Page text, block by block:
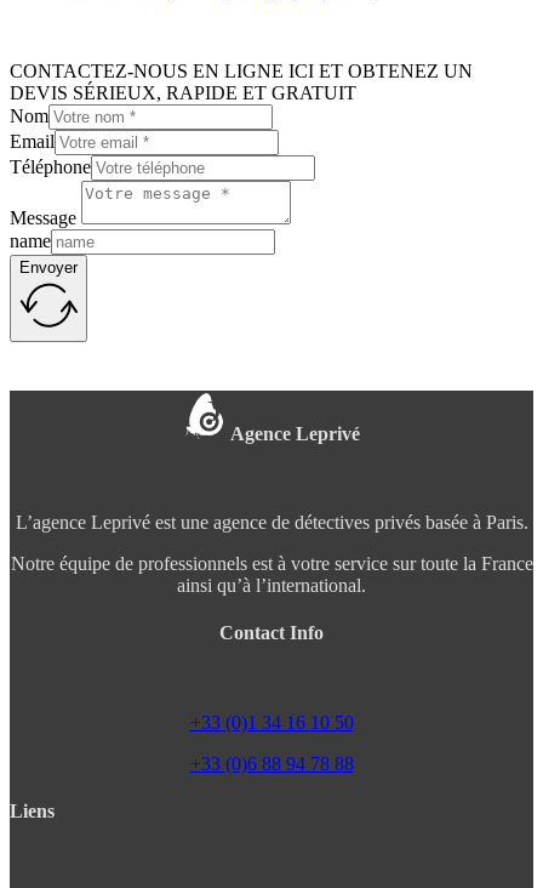
CONTACTEZ-NOUS EN LIGNE ICI ET OBTENEZ UN
DEVIS SÉRIEUX, RAPIDE ET GRATUIT
Nom
Email
Téléphone
Message
name
Envoyer
Agence Leprivé
L’agence Leprivé est une agence de détectives privés basée à Paris.
Notre équipe de professionnels est à votre service sur toute la France
ainsi qu’à l’international.
Contact Info
+33 (0)1 34 16 10 50
+33 (0)6 88 94 78 88
Liens